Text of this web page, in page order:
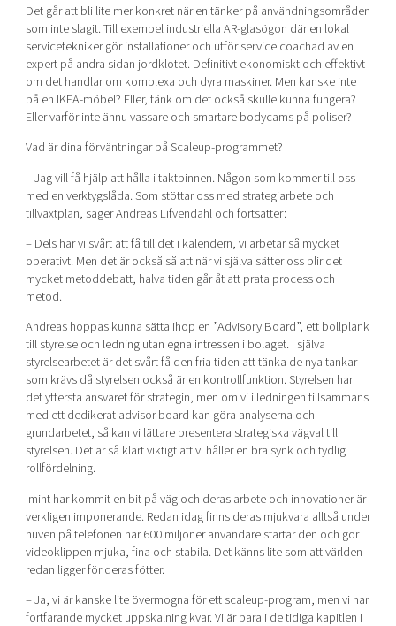
Det går att bli lite mer konkret när en tänker på användningsområden
som inte slagit. Till exempel industriella AR-glasögon där en lokal
servicetekniker gör installationer och utför service coachad av en
expert på andra sidan jordklotet. Definitivt ekonomiskt och effektivt
om det handlar om komplexa och dyra maskiner. Men kanske inte
på en IKEA-möbel? Eller, tänk om det också skulle kunna fungera?
Eller varför inte ännu vassare och smartare bodycams på poliser?
Vad är dina förväntningar på Scaleup-programmet?
– Jag vill få hjälp att hålla i taktpinnen. Någon som kommer till oss
med en verktygslåda. Som stöttar oss med strategiarbete och
tillväxtplan, säger Andreas Lifvendahl och fortsätter:
– Dels har vi svårt att få till det i kalendern, vi arbetar så mycket
operativt. Men det är också så att när vi själva sätter oss blir det
mycket metoddebatt, halva tiden går åt att prata process och
metod.
Andreas hoppas kunna sätta ihop en ”Advisory Board”, ett bollplank
till styrelse och ledning utan egna intressen i bolaget. I själva
styrelsearbetet är det svårt få den fria tiden att tänka de nya tankar
som krävs då styrelsen också är en kontrollfunktion. Styrelsen har
det yttersta ansvaret för strategin, men om vi i ledningen tillsammans
med ett dedikerat advisor board kan göra analyserna och
grundarbetet, så kan vi lättare presentera strategiska vägval till
styrelsen. Det är så klart viktigt att vi håller en bra synk och tydlig
rollfördelning.
Imint har kommit en bit på väg och deras arbete och innovationer är
verkligen imponerande. Redan idag finns deras mjukvara alltså under
huven på telefonen när 600 miljoner användare startar den och gör
videoklippen mjuka, fina och stabila. Det känns lite som att världen
redan ligger för deras fötter.
– Ja, vi är kanske lite övermogna för ett scaleup-program, men vi har
fortfarande mycket uppskalning kvar. Vi är bara i de tidiga kapitlen i